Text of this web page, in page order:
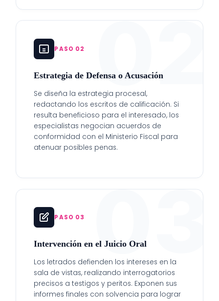
02
PASO 02
Estrategia de Defensa o Acusación
Se diseña la estrategia procesal,
redactando los escritos de calificación. Si
resulta beneficioso para el interesado, los
especialistas negocian acuerdos de
conformidad con el Ministerio Fiscal para
atenuar posibles penas.
03
PASO 03
Intervención en el Juicio Oral
Los letrados defienden los intereses en la
sala de vistas, realizando interrogatorios
precisos a testigos y peritos. Exponen sus
informes finales con solvencia para lograr